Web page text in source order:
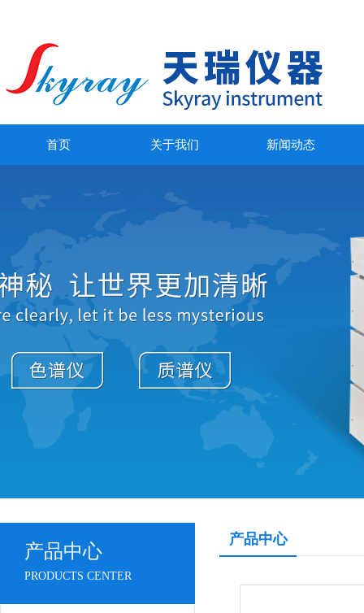
首页 关于我们 新闻动态
产品中心
PRODUCTS CENTER
产品中心